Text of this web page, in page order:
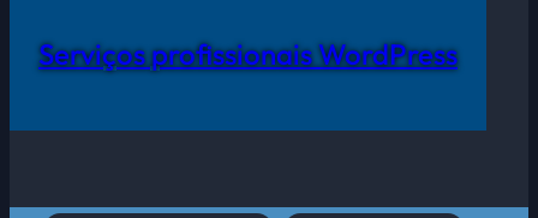
Serviços profissionais WordPress